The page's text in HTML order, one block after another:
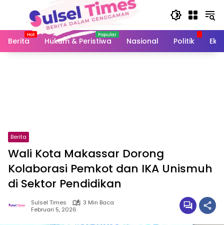
Berita
Hukum & Peristiwa Nasional Politik
Berita
Wali Kota Makassar Dorong
Kolaborasi Pemkot dan IKA Unismuh
di Sektor Pendidikan
Sulsel Times
3 Min Baca
Februari 5, 2026